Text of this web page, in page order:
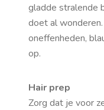
gladde stralende
doet al
oneffenheden,
op.
Hair prep
Zorg dat je voor